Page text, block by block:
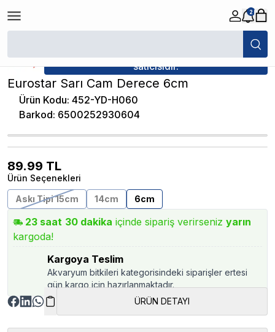
2
/
★ Atakan Petshop, EuroStar yetkili
satıcısıdır.
Eurostar Sarı Cam Derece 6cm
Ürün Kodu: 452-YD-H060
Barkod: 6500252930604
89.99 TL
Ürün Seçenekleri
Askı Tipi 15cm
14cm 6cm
23 saat 30 dakika içinde sipariş verirseniz yarın
kargoda!
Kargoya Teslim
Akvaryum bitkileri kategorisindeki siparişler ertesi
gün kargo için hazırlanmaktadır.
ÜRÜN DETAYI